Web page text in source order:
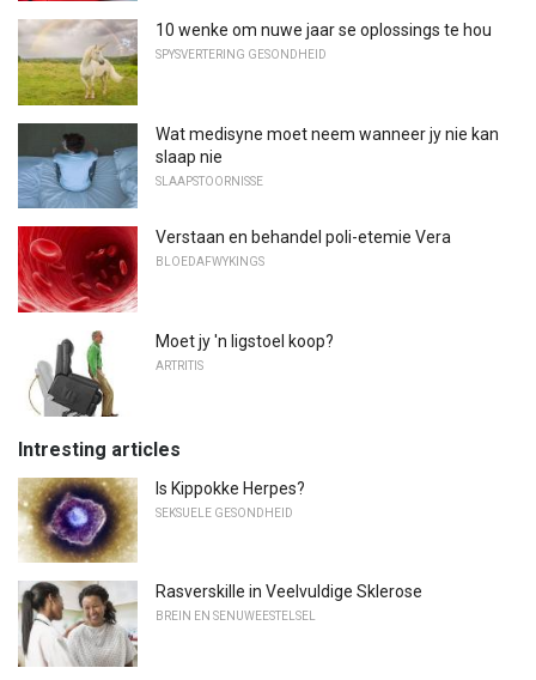
10 wenke om nuwe jaar se oplossings te hou
SPYSVERTERING GESONDHEID
Wat medisyne moet neem wanneer jy nie kan
slaap nie
SLAAPSTOORNISSE
Verstaan ​​en behandel poli-etemie Vera
BLOEDAFWYKINGS
Moet jy 'n ligstoel koop?
ARTRITIS
Intresting articles
Is Kippokke Herpes?
SEKSUELE GESONDHEID
Rasverskille in Veelvuldige Sklerose
BREIN EN SENUWEESTELSEL